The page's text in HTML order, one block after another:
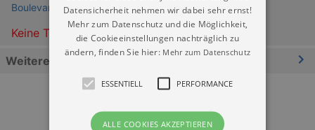
Boulevardtheater Dresden
Keine Termine
Weitere Informationen
Datensicherheit nehmen wir dabei sehr ernst!
Mehr zum Datenschutz und die Möglichkeit,
die Cookieeinstellungen nachträglich zu
ändern, finden Sie hier: Mehr zum Datenschutz
ESSENTIELL PERFORMANCE
ALLE COOKIES AKZEPTIEREN